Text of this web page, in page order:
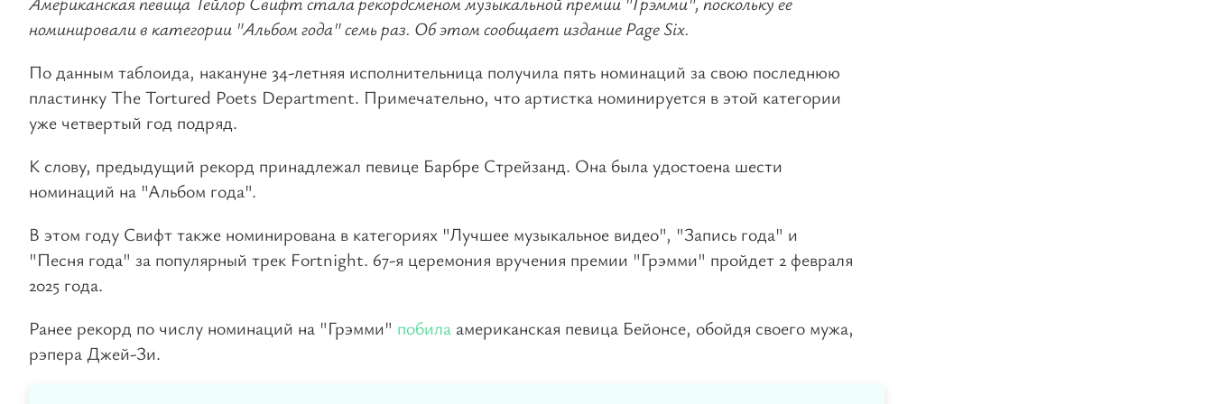
номинировали в категории "Альбом года" семь раз. Об этом сообщает издание Page Six.
По данным таблоида, накануне 34-летняя исполнительница получила пять номинаций за свою последнюю
пластинку The Tortured Poets Department. Примечательно, что артистка номинируется в этой категории
уже четвертый год подряд.
К слову, предыдущий рекорд принадлежал певице Барбре Стрейзанд. Она была удостоена шести
номинаций на "Альбом года".
В этом году Свифт также номинирована в категориях "Лучшее музыкальное видео", "Запись года" и
"Песня года" за популярный трек Fortnight. 67-я церемония вручения премии "Грэмми" пройдет 2 февраля
2025 года.
Ранее рекорд по числу номинаций на "Грэмми" побила американская певица Бейонсе, обойдя своего мужа,
рэпера Джей-Зи.